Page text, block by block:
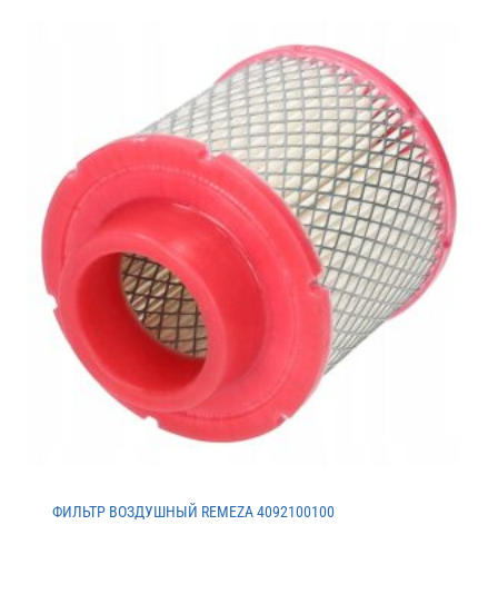
ФИЛЬТР ВОЗДУШНЫЙ REMEZA 4092100100